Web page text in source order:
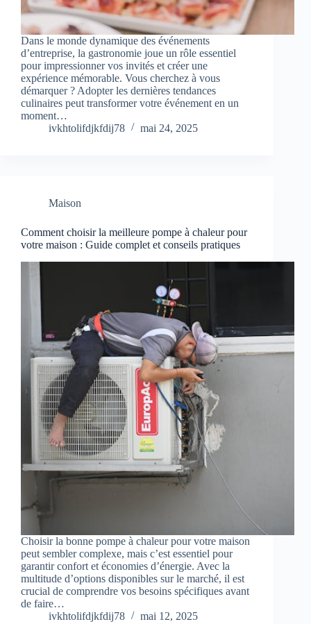
Dans le monde dynamique des événements
d’entreprise, la gastronomie joue un rôle essentiel
pour impressionner vos invités et créer une
expérience mémorable. Vous cherchez à vous
démarquer ? Adopter les dernières tendances
culinaires peut transformer votre événement en un
moment…
ivkhtolifdjkfdij78
mai 24, 2025
Maison
Comment choisir la meilleure pompe à chaleur pour
votre maison : Guide complet et conseils pratiques
Choisir la bonne pompe à chaleur pour votre maison
peut sembler complexe, mais c’est essentiel pour
garantir confort et économies d’énergie. Avec la
multitude d’options disponibles sur le marché, il est
crucial de comprendre vos besoins spécifiques avant
de faire…
ivkhtolifdjkfdij78
mai 12, 2025